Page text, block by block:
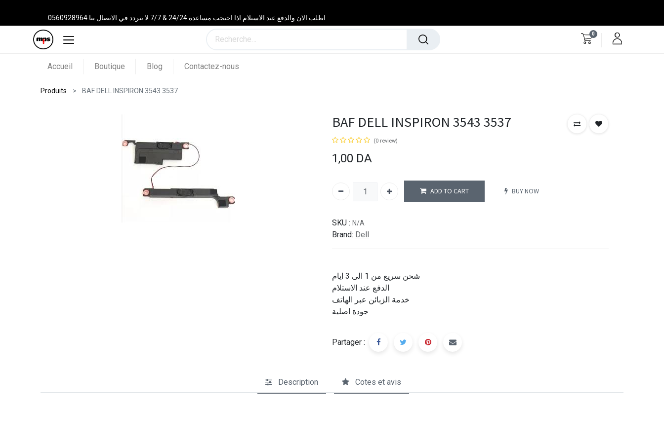
اطلب الان والدفع عند الاستلام اذا احتجت مساعدة 24/24 & 7/7 لا تتردد في الاتصال بنا 0560928964
0
Accueil Boutique Blog Contactez-nous
Produits BAF DELL INSPIRON 3543 3537
BAF DELL INSPIRON 3543 3537
(0 review)
1,00 DA
ADD TO CART BUY NOW
SKU : N/A
Brand: Dell
شحن سريع من 1 الى 3 ايام
الدفع عند الاستلام
خدمة الزبائن عبر الهاتف
جودة اصلية
Partager :
Description Cotes et avis